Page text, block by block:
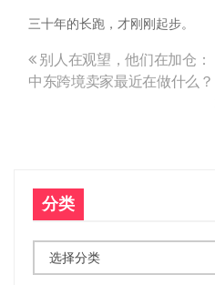
三十年的长跑，才刚刚起步。
文
航
别人在观望，他们在加仓：
中东跨境卖家最近在做什么？
分类
类